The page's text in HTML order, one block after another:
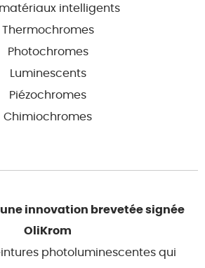
matériaux intelligents
Thermochromes
Photochromes
Luminescents
Piézochromes
Chimiochromes
une innovation brevetée signée
OliKrom
photoluminescentes qui